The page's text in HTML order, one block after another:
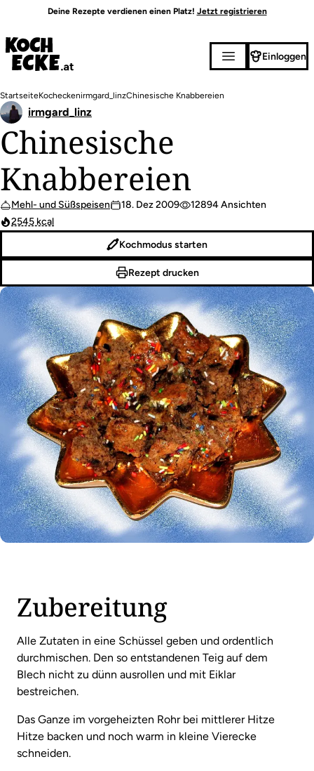
Inhalt
Deine Rezepte verdienen einen Platz! Jetzt registrieren
Einloggen
Pfadnavigation
StartseiteKocheckenirmgard_linzChinesische Knabbereien
Chinesische
Knabbereien
Mehl- und Süßspeisen 18. Dez 2009
12894 Ansichten
2545 kcal
irmgard_linz
Kochmodus starten
Rezept drucken
Zubereitung
Alle Zutaten in eine Schüssel geben und ordentlich
durchmischen. Den so entstandenen Teig auf dem
Blech nicht zu dünn ausrollen und mit Eiklar
bestreichen.
Das Ganze im vorgeheizten Rohr bei mittlerer Hitze
Hitze backen und noch warm in kleine Vierecke
schneiden.